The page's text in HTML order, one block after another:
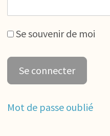
Se souvenir de moi
Mot de passe oublié